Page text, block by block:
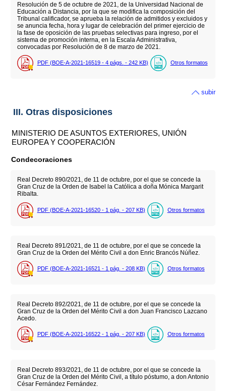
Resolución de 5 de octubre de 2021, de la Universidad Nacional de
Educación a Distancia, por la que se modifica la composición del
Tribunal calificador, se aprueba la relación de admitidos y excluidos y
se anuncia fecha, hora y lugar de celebración del primer ejercicio de
la fase de oposición de las pruebas selectivas para ingreso, por el
sistema de promoción interna, en la Escala Administrativa,
convocadas por Resolución de 8 de marzo de 2021.
PDF (BOE-A-2021-16519 - 4 págs. - 242 KB) Otros formatos
subir
III. Otras disposiciones
MINISTERIO DE ASUNTOS EXTERIORES, UNIÓN
EUROPEA Y COOPERACIÓN
Condecoraciones
Real Decreto 890/2021, de 11 de octubre, por el que se concede la
Gran Cruz de la Orden de Isabel la Católica a doña Mónica Margarit
Ribalta.
PDF (BOE-A-2021-16520 - 1 pág. - 207 KB) Otros formatos
Real Decreto 891/2021, de 11 de octubre, por el que se concede la
Gran Cruz de la Orden del Mérito Civil a don Enric Brancós Núñez.
PDF (BOE-A-2021-16521 - 1 pág. - 208 KB) Otros formatos
Real Decreto 892/2021, de 11 de octubre, por el que se concede la
Gran Cruz de la Orden del Mérito Civil a don Juan Francisco Lazcano
Acedo.
PDF (BOE-A-2021-16522 - 1 pág. - 207 KB) Otros formatos
Real Decreto 893/2021, de 11 de octubre, por el que se concede la
Gran Cruz de la Orden del Mérito Civil, a título póstumo, a don Antonio
César Fernández Fernández.